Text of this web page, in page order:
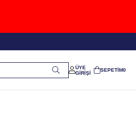
ÜYE
GIRIŞI
SEPETIM0